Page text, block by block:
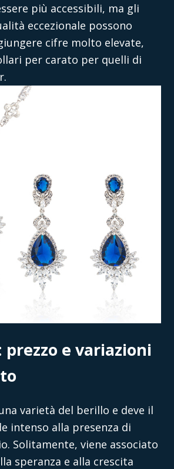
più accessibili, ma gli
eccezionale possono
cifre molto elevate,
per carato per quelli di
prezzo e variazioni
varietà del berillo e deve il
intenso alla presenza di
Solitamente, viene associato
speranza e alla crescita